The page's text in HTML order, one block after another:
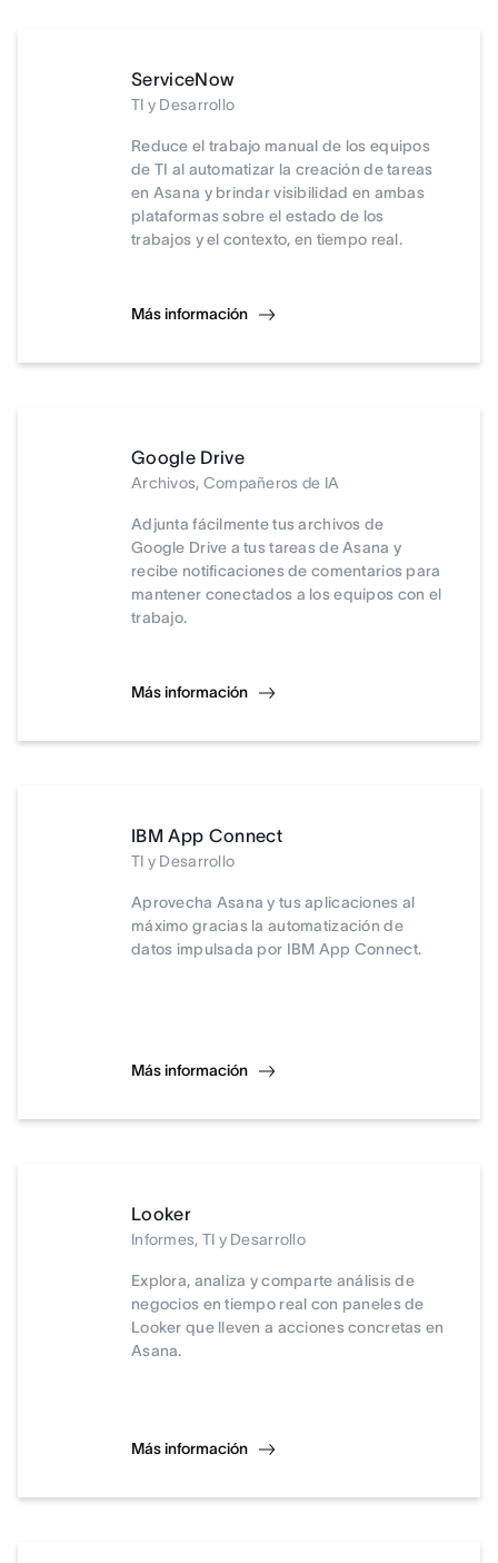
ServiceNow
TI y Desarrollo
Reduce el trabajo manual de los equipos
de TI al automatizar la creación de tareas
en Asana y brindar visibilidad en ambas
plataformas sobre el estado de los
trabajos y el contexto, en tiempo real.
Más información
Google Drive
Archivos, Compañeros de IA
Adjunta fácilmente tus archivos de
Google Drive a tus tareas de Asana y
recibe notificaciones de comentarios para
mantener conectados a los equipos con el
trabajo.
Más información
IBM App Connect
TI y Desarrollo
Aprovecha Asana y tus aplicaciones al
máximo gracias la automatización de
datos impulsada por IBM App Connect.
Más información
Looker
Informes, TI y Desarrollo
Explora, analiza y comparte análisis de
negocios en tiempo real con paneles de
Looker que lleven a acciones concretas en
Asana.
Más información